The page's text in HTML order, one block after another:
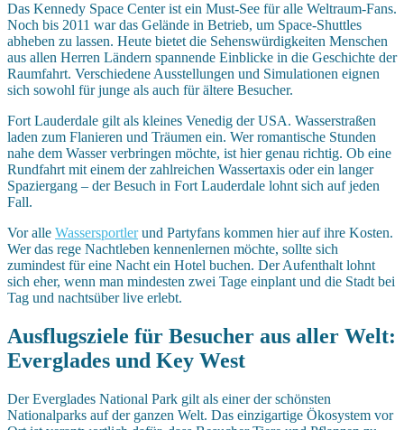
Das Kennedy Space Center ist ein Must-See für alle Weltraum-Fans.
Noch bis 2011 war das Gelände in Betrieb, um Space-Shuttles
abheben zu lassen. Heute bietet die Sehenswürdigkeiten Menschen
aus allen Herren Ländern spannende Einblicke in die Geschichte der
Raumfahrt. Verschiedene Ausstellungen und Simulationen eignen
sich sowohl für junge als auch für ältere Besucher.
Fort Lauderdale gilt als kleines Venedig der USA. Wasserstraßen
laden zum Flanieren und Träumen ein. Wer romantische Stunden
nahe dem Wasser verbringen möchte, ist hier genau richtig. Ob eine
Rundfahrt mit einem der zahlreichen Wassertaxis oder ein langer
Spaziergang – der Besuch in Fort Lauderdale lohnt sich auf jeden
Fall.
Vor alle Wassersportlerund Partyfans kommen hier auf ihre Kosten.
Wer das rege Nachtleben kennenlernen möchte, sollte sich
zumindest für eine Nacht ein Hotel buchen. Der Aufenthalt lohnt
sich eher, wenn man mindesten zwei Tage einplant und die Stadt bei
Tag und nachtsüber live erlebt.
Ausflugsziele für Besucher aus aller Welt:
Everglades und Key West
Der Everglades National Park gilt als einer der schönsten
Nationalparks auf der ganzen Welt. Das einzigartige Ökosystem vor